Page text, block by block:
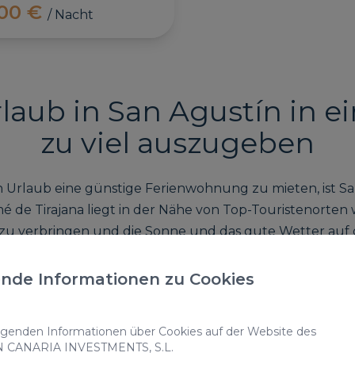
€ / Nacht
in San Agustín in
zu viel auszugeben
eine günstige Ferienwohnung zu mieten, ist
de Tirajana liegt in der Nähe von Top-Touristenorten
verbringen und die Sonne und das gute Wetter auf
in San
viele Vorteile:
Punkte der Insel
Informationen zu Cookies
Informationen über Cookies auf der Website des
INVESTMENTS, S.L.